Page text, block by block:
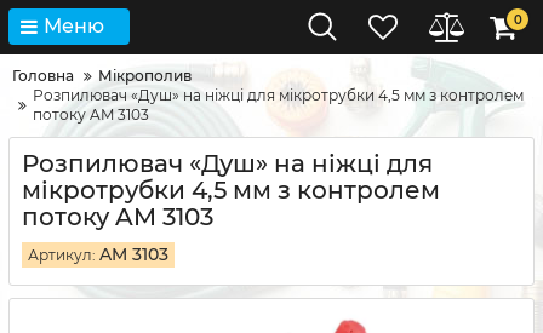
Меню 0
Головна
Мікрополив
Розпилювач «Душ» на ніжці для мікротрубки 4,5 мм з контролем
потоку AM 3103
Розпилювач «Душ» на ніжці для
мікротрубки 4,5 мм з контролем
потоку AM 3103
Артикул: AM 3103